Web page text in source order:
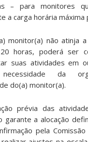
– para monitores
a carga horária máxima
monitor(a) não atinja
horas, poderá ser
suas atividades em
da
do(a) monitor(a).
prévia das
garante a alocação
pela